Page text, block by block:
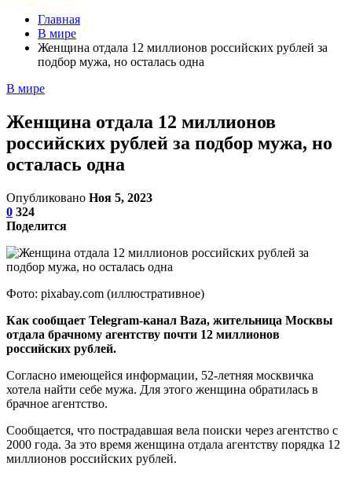
Главная
В мире
Женщина отдала 12 миллионов российских рублей за
подбор мужа, но осталась одна
В мире
Женщина отдала 12 миллионов
российских рублей за подбор мужа, но
осталась одна
Опубликовано Ноя 5, 2023
0 324
Поделится
Фото: pixabay.com (иллюстративное)
Как сообщает Telegram-канал Baza, жительница Москвы
отдала брачному агентству почти 12 миллионов
российских рублей.
Согласно имеющейся информации, 52-летняя москвичка
хотела найти себе мужа. Для этого женщина обратилась в
брачное агентство.
Сообщается, что пострадавшая вела поиски через агентство с
2000 года. За это время женщина отдала агентству порядка 12
миллионов российских рублей.